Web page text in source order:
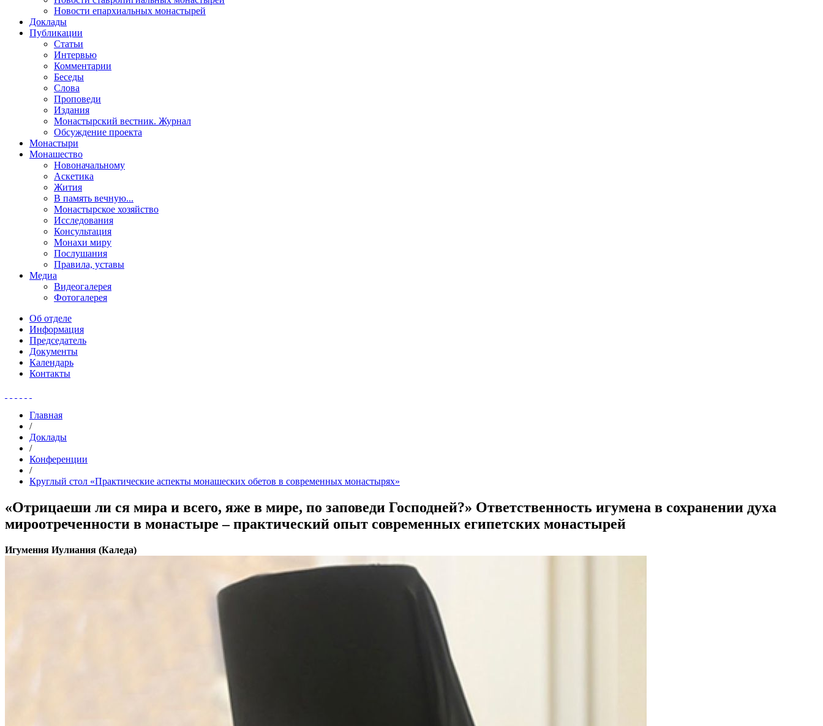
Новости епархиальных монастырей
Доклады
Публикации
Статьи
Интервью
Комментарии
Беседы
Слова
Проповеди
Издания
Монастырский вестник. Журнал
Обсуждение проекта
Монастыри
Монашество
Новоначальному
Аскетика
Жития
В память вечную...
Монастырское хозяйство
Исследования
Консультация
Монахи миру
Послушания
Правила, уставы
Медиа
Видеогалерея
Фотогалерея
Об отделе
Информация
Председатель
Документы
Календарь
Контакты
Главная
/
Доклады
/
Конференции
/
Круглый стол «Практические аспекты монашеских обетов в современных монастырях»
«Отрицаеши ли ся мира и всего, яже в мире, по заповеди Господней?» Ответственность игумена в сохранении духа
мироотреченности в монастыре – практический опыт современных египетских монастырей
Игумения Иулиания (Каледа)